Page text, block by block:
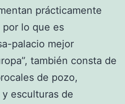
prácticamente
por lo que es
palacio mejor
también consta de
de pozo,
esculturas de